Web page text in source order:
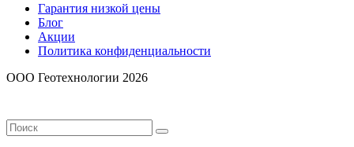
Гарантия низкой цены
Блог
Акции
Политика конфиденциальности
ООО Геотехнологии 2026